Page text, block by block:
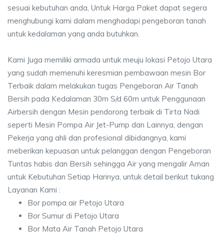
sesuai kebutuhan anda, Untuk Harga Paket dapat segera
menghubungi kami dalam menghadapi pengeboran tanah
untuk kedalaman yang anda butuhkan.
Kami Juga memiliki armada untuk meuju lokasi Petojo Utara
yang sudah memenuhi keresmian pembawaan mesin Bor
Terbaik dalam melakukan tugas Pengeboran Air Tanah
Bersih pada Kedalaman 30m S/d 60m untuk Penggunaan
Airbersih dengan Mesin pendorong terbaik di Tirta Nadi
seperti Mesin Pompa Air Jet-Pump dan Lainnya, dengan
Pekerja yang ahli dan profesional dibidangnya, kami
meberikan kepuasan untuk pelanggan dengan Pengeboran
Tuntas habis dan Bersih sehingga Air yang mengalir Aman
untuk Kebutuhan Setiap Harinya, untuk detail berikut tukang
Layanan Kami :
Bor pompa air Petojo Utara
Bor Sumur di Petojo Utara
Bor Mata Air Tanah Petojo Utara